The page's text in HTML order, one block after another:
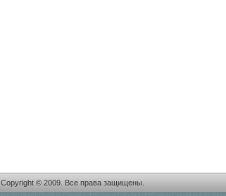
Copyright © 2009. Все права защищены.